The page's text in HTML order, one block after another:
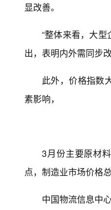
显改善。
“整体来看，大
出，表明内外需同步
此外，价格指数
素影响，
3月份主要原材
点，制造业市场价格
中国物流信息中